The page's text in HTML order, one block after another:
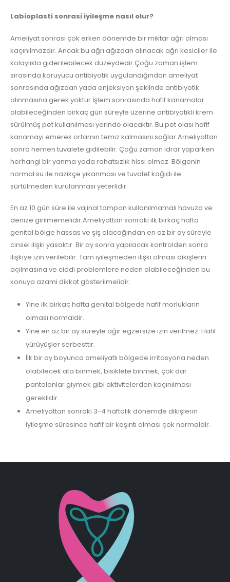
Labioplasti sonrasi iyileşme nasıl olur?
Ameliyat sonrası çok erken dönemde bir miktar ağrı olması
kaçınılmazdır. Ancak bu ağrı ağızdan alınacak ağrı kesiciler ile
kolaylıkla giderilebilecek düzeydedir.Çoğu zaman işlem
sırasında koruyucu antibiyotik uygulandığından ameliyat
sonrasında ağızdan yada enjeksiyon şeklinde antibiyotik
alınmasına gerek yoktur.İşlem sonrasında hafif kanamalar
olabileceğinden birkaç gün süreyle üzerine antibiyotikli krem
sürülmüş pet kullanılması yerinde olacaktır. Bu pet olası hafif
kanamayı emerek ortamın temiz kalmasını sağlar.Ameliyattan
sonra hemen tuvalete gidilebilir. Çoğu zaman idrar yaparken
herhangi bir yanma yada rahatsızlık hissi olmaz. Bölgenin
normal su ile nazikçe yıkanması ve tuvalet kağıdı ile
sürtülmeden kurulanması yeterlidir.
En az 10 gün süre ile vajinal tampon kullanılmamalı havuza ve
denize girilmemelidir.Ameliyattan sonraki ilk birkaç hafta
genital bölge hassas ve şiş olacağından en az bir ay süreyle
cinsel ilişki yasaktır. Bir ay sonra yapılacak kontrolden sonra
ilişkiye izin verilebilir. Tam iyileşmeden ilişki olması dikişlerin
açılmasına ve ciddi problemlere neden olabileceğinden bu
konuya azami dikkat gösterilmelidir.
Yine ilk birkaç hafta genital bölgede hafif morlukların
olması normaldir.
Yine en az bir ay süreyle ağır egzersize izin verilmez. Hafif
yürüyüşler serbesttir.
İlk bir ay boyunca ameliyatlı bölgede irritasyona neden
olabilecek ata binmek, bisiklete binmek, çok dar
pantolonlar giymek gibi aktivitelerden kaçınılması
gereklidir.
Ameliyattan sonraki 3-4 haftalık dönemde dikişlerin
iyileşme süresince hafif bir kaşıntı olması çok normaldir.